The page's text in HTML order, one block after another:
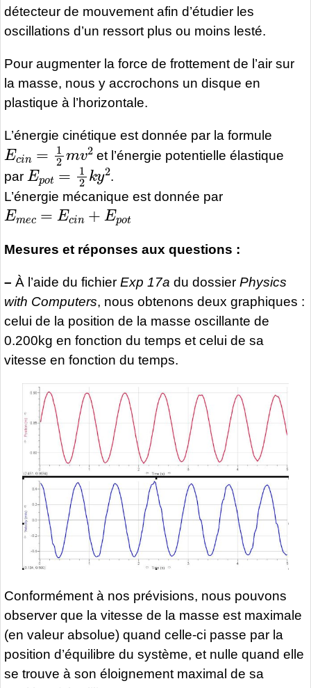
détecteur de mouvement afin d’étudier les
oscillations d’un ressort plus ou moins lesté.
Pour augmenter la force de frottement de l’air sur
la masse, nous y accrochons un disque en
plastique à l’horizontale.
L’énergie cinétique est donnée par la formule
Ec =1 2 2
et l’énergie potentielle élastique
par
Ep t= 2 k 2
.
L’énergie mécanique est donnée par
Emec=Ecin+Epot
Mesures et réponses aux questions :
– À l’aide du fichier Exp 17a du dossier Physics
with Computers, nous obtenons deux graphiques :
celui de la position de la masse oscillante de
0.200kg en fonction du temps et celui de sa
vitesse en fonction du temps.
Conformément à nos prévisions, nous pouvons
observer que la vitesse de la masse est maximale
(en valeur absolue) quand celle-ci passe par la
position d’équilibre du système, et nulle quand elle
se trouve à son éloignement maximal de sa